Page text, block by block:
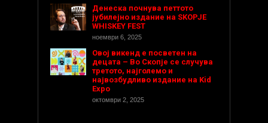
Денеска почнува петтото
јубилејно издание на SKOPJE
WHISKEY FEST
ноември 6, 2025
Овој викенд е посветен на
децата – Во Скопје се случува
третото, најголемо и
највозбудливо издание на Kid
Expo
октомври 2, 2025